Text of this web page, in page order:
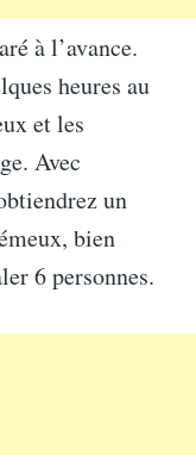
à l’avance.
heures au
et les
Avec
un
bien
6 personnes.